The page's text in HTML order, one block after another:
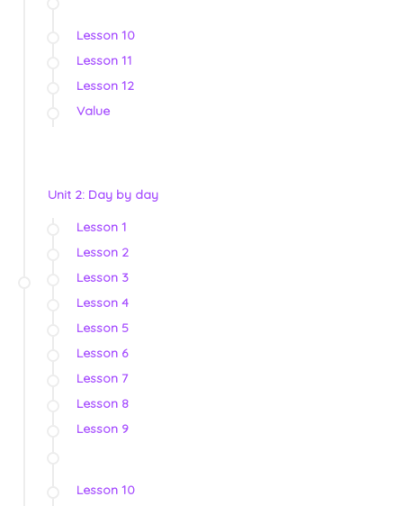
Lesson 10
Lesson 11
Lesson 12
Value
Unit 2: Day by day
Lesson 1
Lesson 2
Lesson 3
Lesson 4
Lesson 5
Lesson 6
Lesson 7
Lesson 8
Lesson 9
Lesson 10